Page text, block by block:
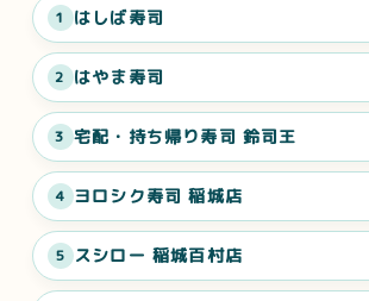
1 はしば寿司
2 はやま寿司
3 宅配・持ち帰り寿司 鈴司王
4 ヨロシク寿司 稲城店
5 スシロー 稲城百村店